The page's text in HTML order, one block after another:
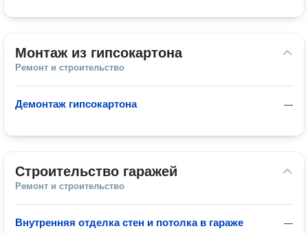
Монтаж из гипсокартона
Ремонт и строительство
—
Демонтаж гипсокартона
Строительство гаражей
Ремонт и строительство
—
Внутренняя отделка стен и потолка в гараже